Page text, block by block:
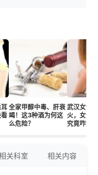
全家甲醇中毒、肝衰
竭！这3种酒为何这
么危险？
武汉女性
火，女性
究竟咋解
关科室 相关内容